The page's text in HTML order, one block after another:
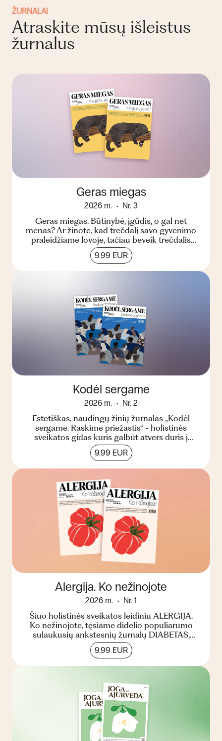
ŽURNALAI
Atraskite mūsų išleistus
žurnalus
Geras miegas
2026 m. Nr. 3
Geras miegas. Būtinybė, įgūdis, o gal net
menas? Ar žinote, kad trečdalį savo gyvenimo
praleidžiame lovoje, tačiau beveik trečdalis
pasaulio gyventoj...
9.99 EUR
Kodėl sergame
2026 m. Nr. 2
Estetiškas, naudingų žinių žurnalas „Kodėl
sergame. Raskime priežastis“ - holistinės
sveikatos gidas kuris galbūt atvers duris į
kitokį suvokimą apie...
9.99 EUR
Alergija. Ko nežinojote
2026 m. Nr. 1
Šiuo holistinės sveikatos leidiniu ALERGIJA.
Ko nežinojote, tęsiame didelio populiarumo
sulaukusių ankstesnių žurnalų DIABETAS,
CHOLESTEROLIS ir STRES...
9.99 EUR